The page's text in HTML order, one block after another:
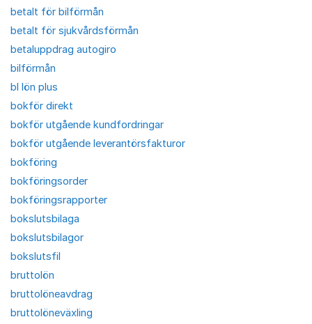
betalt för bilförmån
betalt för sjukvårdsförmån
betaluppdrag autogiro
bilförmån
bl lön plus
bokför direkt
bokför utgående kundfordringar
bokför utgående leverantörsfakturor
bokföring
bokföringsorder
bokföringsrapporter
bokslutsbilaga
bokslutsbilagor
bokslutsfil
bruttolön
bruttolöneavdrag
bruttolöneväxling